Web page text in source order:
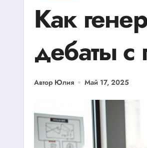
Как
дебаты
Автор Юлия Май 17, 2025